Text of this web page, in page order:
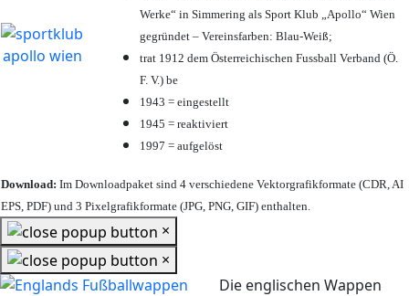
Werke“ in Simmering als Sport Klub „Apollo“ Wien
gegründet – Vereinsfarben: Blau-Weiß;
trat 1912 dem Österreichischen Fussball Verband (Ö.
F. V.) be
1943 = eingestellt
1945 = reaktiviert
1997 = aufgelöst
Download: Im Downloadpaket sind 4 verschiedene Vektorgrafikformate (CDR, AI
EPS, PDF) und 3 Pixelgrafikformate (JPG, PNG, GIF) enthalten.
×
×
Die englischen Wappen